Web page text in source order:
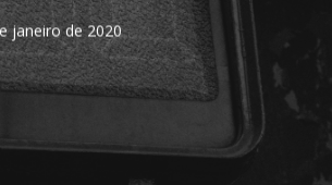
janeiro de 2020